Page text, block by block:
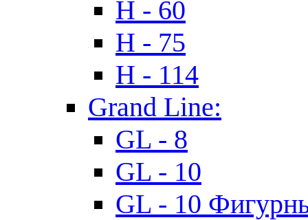
H - 60
H - 75
H - 114
Grand Line:
GL - 8
GL - 10
GL - 10